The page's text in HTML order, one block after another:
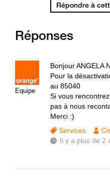
Répondre à
Réponses
Equipe
Bonjour ANGELA
Pour la
au 85040
Si vous
pas à nous
Merci :)
Services
Il y a plus de 2